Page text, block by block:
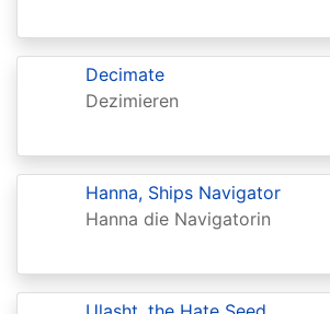
of
Kamigawa
Bloomburrow
Bloomburrow:
Extras
the
Decimate
Dezimieren
Hanna, Ships Navigator
Hanna die Navigatorin